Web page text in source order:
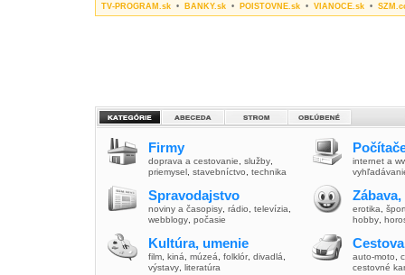
TV-PROGRAM.sk • BANKY.sk • POISTOVNE.sk • VIANOCE.sk •
Firmy
doprava a cestovanie služby
priemysel stavebníctvo technika
Spravodajstvo
noviny a časopisy rádio televízia
webblogy počasie
Kultúra, umenie
film kiná múzeá folklór, divadlá
výstavy literatúra
internet a
erotika
hobby
auto-moto
cestovné